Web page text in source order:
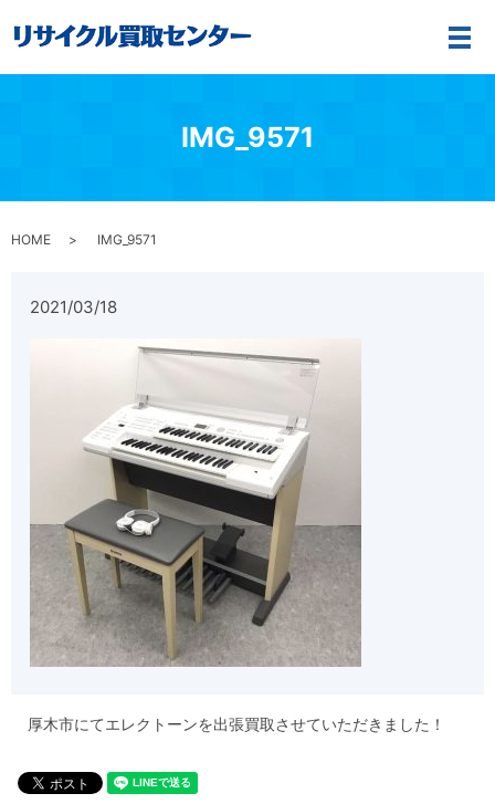
メ
IMG_9571
HOME IMG_9571
2021/03/18
厚木市にてエレクトーンを出張買取させていただきました！